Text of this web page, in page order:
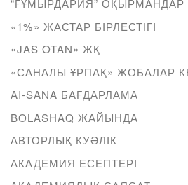
“ҒҰМЫРДАРИЯ” ОҚЫРМАНДАР
«1%» ЖАСТАР БІРЛЕСТІГІ
«JAS OTAN» ЖҚ
«САНАЛЫ ҰРПАҚ» ЖОБАЛАР
AI-SANA БАҒДАРЛАМА
BOLASHAQ ЖАЙЫНДА
АВТОРЛЫҚ КУӘЛІК
АКАДЕМИЯ ЕСЕПТЕРІ